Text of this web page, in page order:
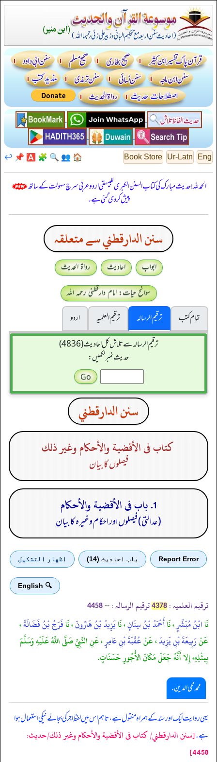
Eng
Ur-Latn
Book Store
🏠
👥
🔍
🧩
🅰️
📌
↩️
الحمدللہ! حدیث مبارک کی کتاب السنن الكبرى للبيهقي اردو عربی سرچ سہولت کے ساتھ
پیش کر دی گئی ہے۔
سنن الدارقطني سے متعلقہ
ابواب احادیث
رواۃ الحدیث
سوانح حیات: امام دارقطنی رحمہ اللہ
تمام کتب
ترقیم الرسالہ ترقیم العلمیہ
اردو
ترقیم الرسالہ سے تلاش کل احادیث (4836)
حدیث نمبر لکھیں:
سنن الدارقطني
كتاب فى الأقضية والأحكام وغير ذلك
فیصلوں کا بیان
1. باب فى الأقضية والأحكام
(عدالتی) فیصلوں اور احکام وغیرہ کا بیان
Report Error باب احادیث (14) اظهار التشكيل
🔍 English
ترقیم العلمیہ : 4378 ترقیم الرسالہ : --
4458
نَاابْنُ مُبَشِّرٍ، نَاأَحْمَدُ بْنُ سِنَانٍ، نَايَزِيدُ بْنُ هَارُونَ، نَافَرَجُ بْنُ فَضَالَةَ،
عَنْرَبِيعَةَ بْنِ يَزِيدَ، عَنْعُقْبَةَ بْنِ عَامِرٍ، عَنِ النَّبِيِّ صَلَّى اللَّهُ عَلَيْهِ وَسَلَّمَ
بِمِثْلِهِ، إِلا أَنَّهُ جَعَلَ مَكَانَ الأُجُورِ حَسَنَاتٍ.
محمد محی الدین .
یہی روایت ایک اور سند کے ہمراہ منقول ہے، تاہم اس میں لفظ اجر کی بجائے نیکی استعمال ہوا
ہے۔[سنن الدارقطني/ كتاب فى الأقضية والأحكام وغير ذلك/حدیث:
4458]